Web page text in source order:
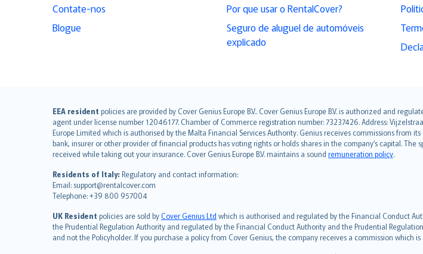
Contate-nos
Blogue
Por que usar o RentalCover?
Seguro de aluguel de automóveis
explicado
EEA resident policies are provided by Cover Genius Europe B.V.. Cover Genius Europe B.V. is authorized and
agent under license number 12046177. Chamber of Commerce registration number: 73237426. Address:
Europe Limited which is authorised by the Malta Financial Services Authority. Genius receives commissions from
bank, insurer or other provider of financial products has voting rights or holds shares in the company’s capital.
received while taking out your insurance. Cover Genius Europe B.V. maintains a sound remuneration policy.
Residents of Italy: Regulatory and contact information:
Email: support@rentalcover.com
Telephone: +39 800 957004
UK Resident policies are sold byCover Genius Ltd which is authorised and regulated by the Financial Conduct
the Prudential Regulation Authority and regulated by the Financial Conduct Authority and the Prudential
and not the Policyholder. If you purchase a policy from Cover Genius, the company receives a commission which
English (UK)
English (US)
Deutsch
français
Nederlands
español
italiano
简体中文
繁體中文
Português